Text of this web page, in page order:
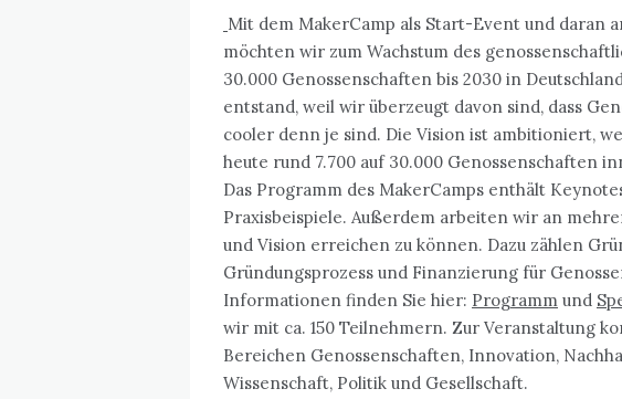
Mit dem MakerCamp als Start-Event und daran
möchten wir zum Wachstum des
30.000 Genossenschaften bis 2030 in
entstand, weil wir überzeugt davon sind, dass
cooler denn je sind. Die Vision ist ambitioniert,
heute rund 7.700 auf 30.000 Genossenschaften
Das Programm des MakerCamps enthält
Praxisbeispiele. Außerdem arbeiten wir an
und Vision erreichen zu können. Dazu zählen
Gründungsprozess und Finanzierung für
Informationen finden Sie hier: Programm und
wir mit ca. 150 Teilnehmern. Zur Veranstaltung
Bereichen Genossenschaften, Innovation,
Wissenschaft, Politik und Gesellschaft.